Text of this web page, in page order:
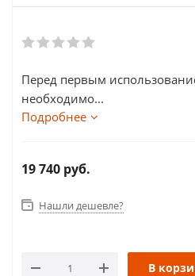
Перед первым
необходимо...
Подробнее
19 740 руб.
Нашли дешевле?
В